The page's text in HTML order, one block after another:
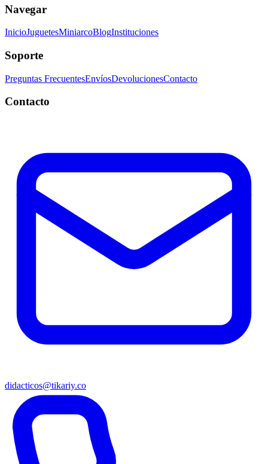
Navegar
InicioJuguetesMiniarcoBlogInstituciones
Soporte
Preguntas FrecuentesEnvíosDevolucionesContacto
Contacto
didacticos@tikariy.co